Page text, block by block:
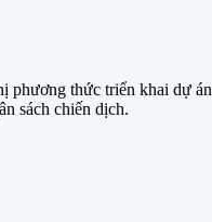
phương thức triển khai dự
sách chiến dịch.